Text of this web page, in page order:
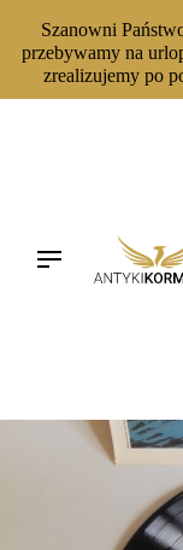
Szanowni
przebywamy na
zrealizujemy po